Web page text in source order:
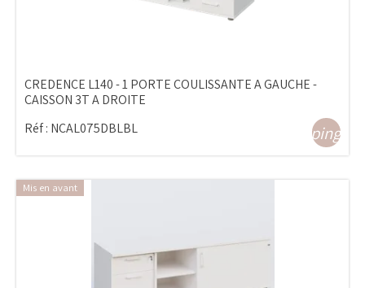
CREDENCE L140 - 1 PORTE COULISSANTE A GAUCHE -
CAISSON 3T A DROITE
Réf : NCAL075DBLBL
Mis en avant